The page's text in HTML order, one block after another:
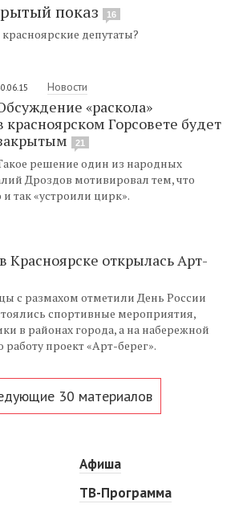
показ 16
красноярские депутаты?
Новости
«раскола»
красноярском Горсовете будет
21
решение один из народных
Дроздов мотивировал тем, что
так «устроили цирк».
Красноярске открылась Арт-
с размахом отметили День России
спортивные мероприятия,
в районах города, а на набережной
проект «Арт-берег».
30 материалов
Афиша
ТВ-Программа